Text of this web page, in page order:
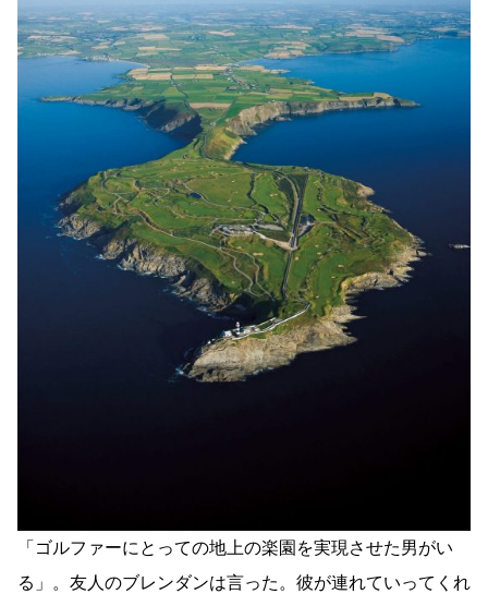
「ゴルファーにとっての地上の楽園を実現させた男がい
る」。友人のブレンダンは言った。彼が連れていってくれ